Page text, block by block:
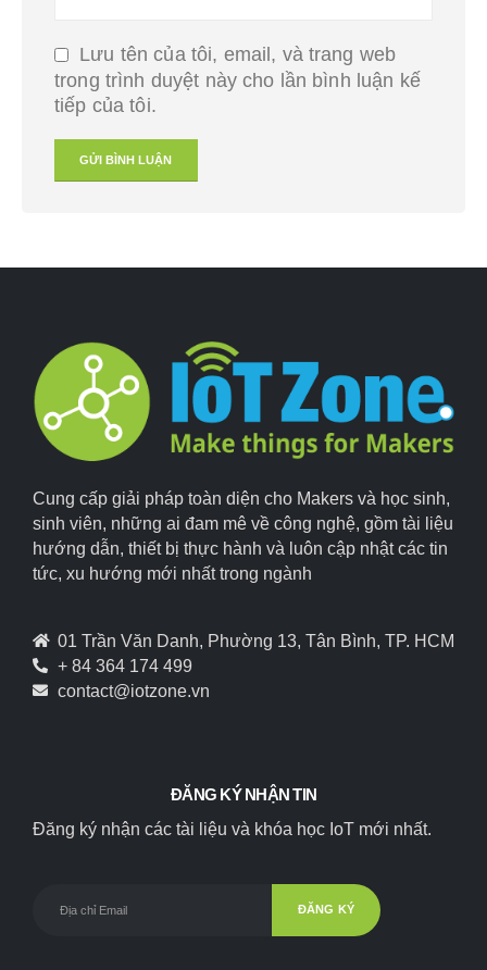
Lưu tên của tôi, email, và trang web
trong trình duyệt này cho lần bình luận kế
tiếp của tôi.
Cung cấp giải pháp toàn diện cho Makers và học sinh,
sinh viên, những ai đam mê về công nghệ, gồm tài liệu
hướng dẫn, thiết bị thực hành và luôn cập nhật các tin
tức, xu hướng mới nhất trong ngành
01 Trần Văn Danh, Phường 13, Tân Bình, TP. HCM
+ 84 364 174 499
contact@iotzone.vn
ĐĂNG KÝ NHẬN TIN
Đăng ký nhận các tài liệu và khóa học IoT mới nhất.